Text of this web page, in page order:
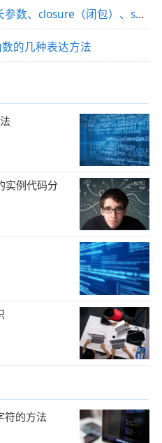
Lua学习笔记之函数、变长参数、closure（闭包）、select等
的几种表达方法
实例代码分
符的方法